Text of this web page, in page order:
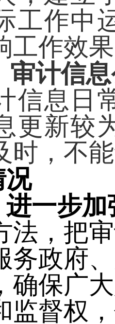
工作中
工作效
审计信
信息日
更新较
时，不
况
进一步
法，把
务政府
确保广
监督权